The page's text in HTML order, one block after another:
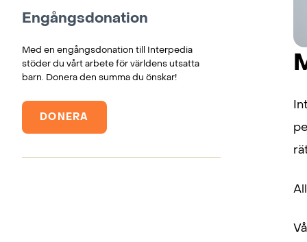
Engångsdonation
Med en engångsdonation till Interpedia
stöder du vårt arbete för världens utsatta
barn. Donera den summa du önskar!
DONERA